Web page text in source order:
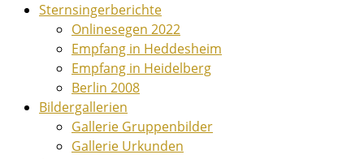
Sternsingerberichte
Onlinesegen 2022
Empfang in Heddesheim
Empfang in Heidelberg
Berlin 2008
Bildergallerien
Gallerie Gruppenbilder
Gallerie Urkunden